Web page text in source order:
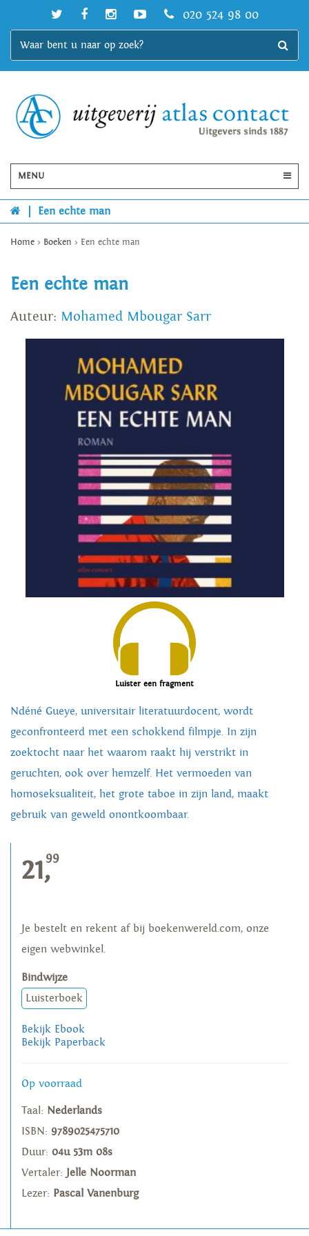
020 524 98 00
MENU
Een echte man
Home > Boeken > Een echte man
Een echte man
Auteur: Mohamed Mbougar Sarr
Luister een fragment
Ndéné Gueye, universitair literatuurdocent, wordt
geconfronteerd met een schokkend filmpje. In zijn
zoektocht naar het waarom raakt hij verstrikt in
geruchten, ook over hemzelf. Het vermoeden van
homoseksualiteit, het grote taboe in zijn land, maakt
gebruik van geweld onontkoombaar.
21,99
Je bestelt en rekent af bij boekenwereld.com, onze
eigen webwinkel.
Bindwijze
Luisterboek
Bekijk Ebook
Bekijk Paperback
Op voorraad
Taal: Nederlands
ISBN: 9789025475710
Duur: 04u 53m 08s
Vertaler: Jelle Noorman
Lezer: Pascal Vanenburg